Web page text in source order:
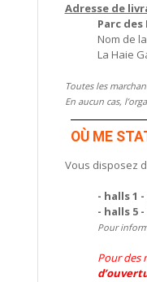
Adresse de
Parc
Nom de
La Haie
Toutes les
En aucun cas,
OÙ ME
Vous disposez
- halls 1 -
- halls 5 -
Pour
Pour des